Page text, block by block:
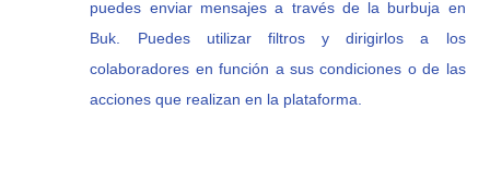
puedes enviar mensajes a través de la burbuja en
Buk. Puedes utilizar filtros y dirigirlos a los
colaboradores en función a sus condiciones o de las
acciones que realizan en la plataforma.